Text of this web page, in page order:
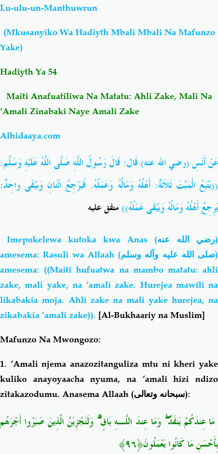
Shirki & Kufru
Salaf Wa Ummah
Fiqh-Ibaadah
Fataawa Za Ulamaa Kauli Za Salaf
Familia-Jamii Maswali-Majibu
Chemsha Bongo Vitabu
Lu-ulu-un-Manthuwrun
(Mkusanyiko Wa Hadiyth Mbali Mbali Na Mafunzo
Yake)
Hadiyth Ya 54
Maiti Anafuatiliwa Na Matatu: Ahli Zake, Mali Na
‘Amali Zinabaki Naye Amali Zake
Alhidaaya.com
عَنْ أَنَسِ (رضي الله عنه) قَال: قَالَ رَسُولُ اللَّهِ صَلَّى اللَّهُ عَلَيْهِ وَسَلَّم:
((يَتْبَعُ الْمَيِّتَ ثَلاَثَةٌ: أَهْلُهُ وَمَالُهُ وَعَمَلُهُ. فَيَرْجِعُ اثْنَانِ وَيَبْقَى واحِدٌ:
يَرِجِعُ أَهْلُهُ وَمَالُهُ وَيَبْقَى عَمَلُهُ))متفق عليه
Imepokelewa kutoka kwa Anas (رضي الله عنه)
amesema: Rasuli wa Allaah (صلى الله عليه وآله وسلم)
amesema: ((Maiti hufuatwa na mambo matatu: ahli
zake, mali yake, na ‘amali zake. Hurejea mawili na
likabakia moja. Ahli zake na mali yake hurejea, na
zikabakia ‘amali zake)). [Al-Bukhaariy na Muslim]
Mafunzo Na Mwongozo:
1. ‘Amali njema anazozitanguliza mtu ni kheri yake
kuliko anayoyaacha nyuma, na ‘amali hizi ndizo
zitakazodumu. Anasema Allaah (سبحانه وتعالى):
مَا عِندَكُمْ يَنفَدُ ۖ وَمَا عِندَ اللَّـهِ بَاقٍ ۗ وَلَنَجْزِيَنَّ الَّذِينَ صَبَرُوا أَجْرَهُم
بِأَحْسَنِ مَا كَانُوا يَعْمَلُونَ﴿٩٦﴾